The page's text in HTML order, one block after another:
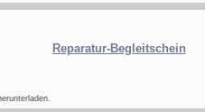
Reparatur-Begleitschein